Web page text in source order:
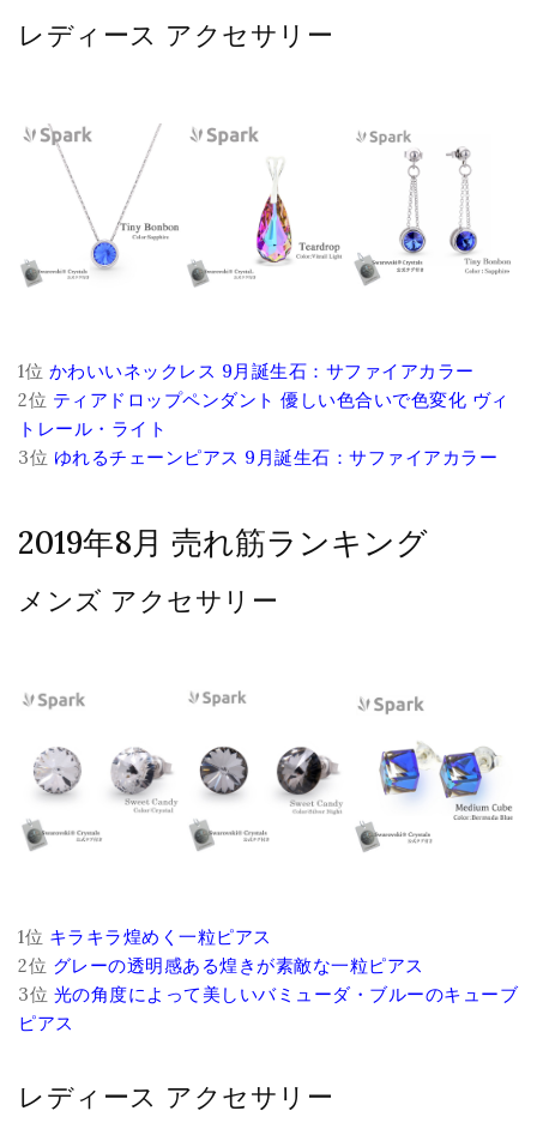
レディース アクセサリー
1位 かわいいネックレス 9月誕生石：サファイアカラー
2位 ティアドロップペンダント 優しい色合いで色変化 ヴィ
トレール・ライト
3位 ゆれるチェーンピアス 9月誕生石：サファイアカラー
2019年8月 売れ筋ランキング
メンズ アクセサリー
1位 キラキラ煌めく一粒ピアス
2位 グレーの透明感ある煌きが素敵な一粒ピアス
3位 光の角度によって美しいバミューダ・ブルーのキューブ
ピアス
レディース アクセサリー